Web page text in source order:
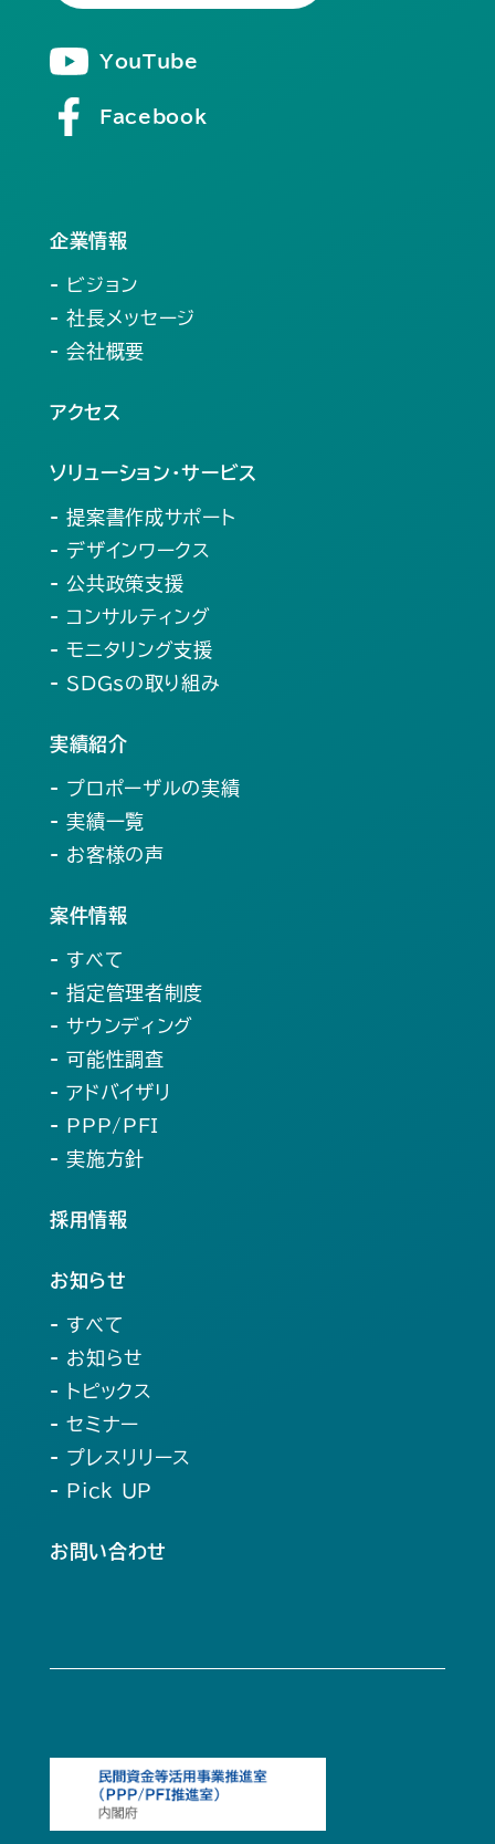
YouTube
Facebook
企業情報
- ビジョン
- 社長メッセージ
- 会社概要
アクセス
ソリューション・サービス
- 提案書作成サポート
- デザインワークス
- 公共政策支援
- コンサルティング
- モニタリング支援
- SDGsの取り組み
実績紹介
- プロポーザルの実績
- 実績一覧
- お客様の声
案件情報
- すべて
- 指定管理者制度
- サウンディング
- 可能性調査
- アドバイザリ
- PPP/PFI
- 実施方針
採用情報
お知らせ
- すべて
- お知らせ
- トピックス
- セミナー
- プレスリリース
- Pick UP
お問い合わせ